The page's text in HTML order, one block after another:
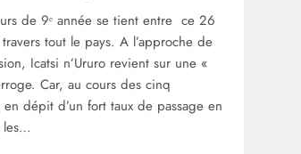
de 9ᵉ année se tient entre ce 26
tout le pays. A l’approche de
Icatsi n’Ururo revient sur une «
Car, au cours des cinq
dépit d’un fort taux de passage en
les…